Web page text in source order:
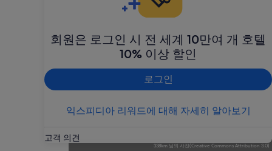
회원은 로그인 시 전 세계 10만여 개 호텔
10% 이상 할인
로그인
익스피디아 리워드에 대해 자세히 알아보기
고객 의견
338km 님의 사진(Creative Commons Attribution 3.0)